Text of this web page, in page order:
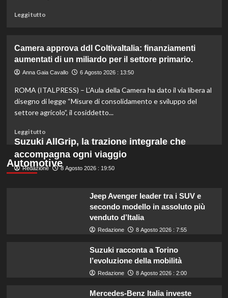
Leggi tuttoLeggi
Mortadella
ritirata:
rischio
scopri
quali
marche
supermercati.
Camera approva ddl ColtivaItalia: finanziamenti
aumentati di un miliardo per il settore primario.
Anna Gaia Cavallo 6 Agosto 2026 : 13:50
ROMA (ITALPRESS) – L’Aula della Camera ha dato il via libera al
disegno di legge “Misure di consolidamento e sviluppo del
settore agricolo”, il cosiddetto...
Leggi tuttoLeggi
di
su
Camera
Automotive
Suzuki AllGrip, la trazione integrale che
accompagna ogni viaggio
Redazione 8 Agosto 2026 : 19:50
Jeep Avenger leader tra i SUV e
secondo modello in assoluto più
venduto d’Italia
Redazione 8 Agosto 2026 : 7:55
Suzuki racconta a Torino
l’evoluzione della mobilità
Redazione 8 Agosto 2026 : 2:00
Mercedes-Benz Italia investe